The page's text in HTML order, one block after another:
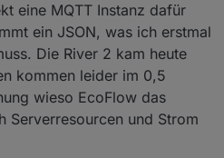
eine MQTT Instanz dafür
ein JSON, was ich erstmal
Die River 2 kam heute
kommen leider im 0,5
wieso EcoFlow das
Serverresourcen und Strom